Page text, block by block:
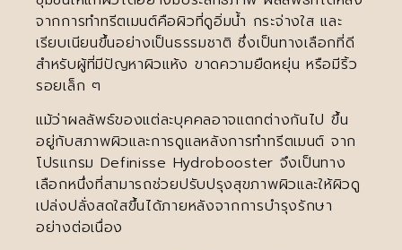
จากการทำทรีตเมนต์คือผิวที่ดูอิ่มน้ำ กระจ่างใส และ
เรียบเนียนขึ้นอย่างเป็นธรรมชาติ ซึ่งเป็นทางเลือกที่ดี
สำหรับผู้ที่มีปัญหาผิวแห้ง ขาดความยืดหยุ่น หรือมีริ้ว
รอยเล็ก ๆ
แม้ว่าผลลัพธ์ของแต่ละบุคคลอาจแตกต่างกันไป ขึ้น
อยู่กับสภาพผิวและการดูแลหลังการทำทรีตเมนต์ จาก
โปรแกรม Definisse Hydrobooster จึงเป็นทาง
เลือกหนึ่งที่สามารถช่วยปรับปรุงสุขภาพผิวและให้ผิวดู
เปล่งปลั่งสดใสขึ้นได้ภายหลังจากการบำรุงรักษา
อย่างต่อเนื่อง